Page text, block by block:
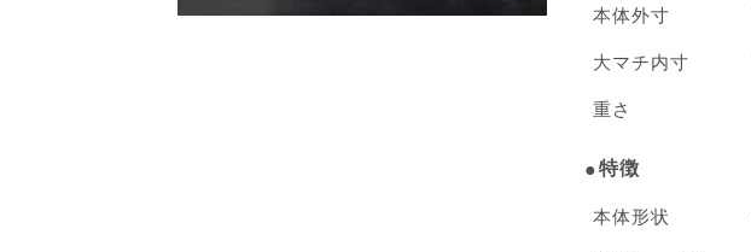
本体外寸
大マチ内寸
重さ
特徴
本体形状